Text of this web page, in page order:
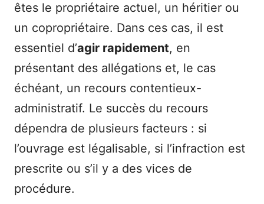
êtes le propriétaire actuel, un héritier ou
un copropriétaire. Dans ces cas, il est
essentiel d’agir rapidement, en
présentant des allégations et, le cas
échéant, un recours contentieux-
administratif. Le succès du recours
dépendra de plusieurs facteurs : si
l’ouvrage est légalisable, si l’infraction est
prescrite ou s’il y a des vices de
procédure.